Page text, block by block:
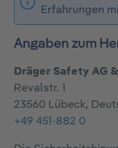
Erfahrungen
Angaben zum
Dräger Safety AG
Revalstr. 1
23560 Lübeck,
+49 451-882 0